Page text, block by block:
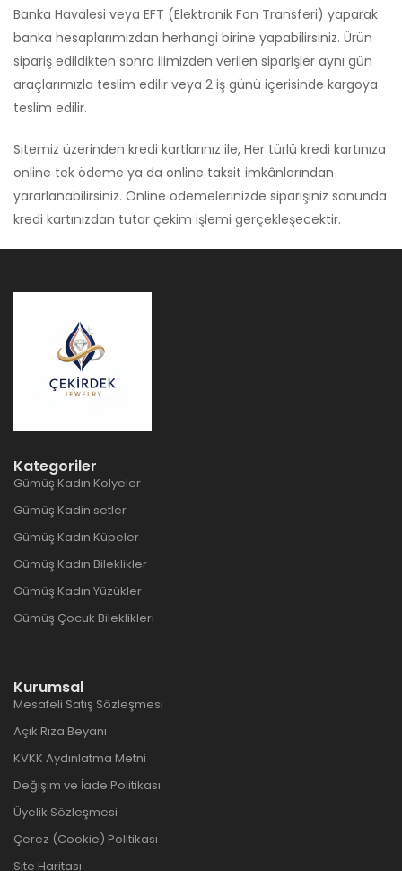
Banka Havalesi veya EFT (Elektronik Fon Transferi) yaparak
banka hesaplarımızdan herhangi birine yapabilirsiniz. Ürün
sipariş edildikten sonra ilimizden verilen siparişler aynı gün
araçlarımızla teslim edilir veya 2 iş günü içerisinde kargoya
teslim edilir.
Sitemiz üzerinden kredi kartlarınız ile, Her türlü kredi kartınıza
online tek ödeme ya da online taksit imkânlarından
yararlanabilirsiniz. Online ödemelerinizde siparişiniz sonunda
kredi kartınızdan tutar çekim işlemi gerçekleşecektir.
Kategoriler
Gümüş Kadın Kolyeler
Gümüş Kadin setler
Gümüş Kadın Küpeler
Gümüş Kadın Bileklikler
Gümüş Kadın Yüzükler
Gümüş Çocuk Bileklikleri
Kurumsal
Mesafeli Satış Sözleşmesi
Açık Rıza Beyanı
KVKK Aydınlatma Metni
Değişim ve İade Politikası
Üyelik Sözleşmesi
Çerez (Cookie) Politikası
Site Haritası